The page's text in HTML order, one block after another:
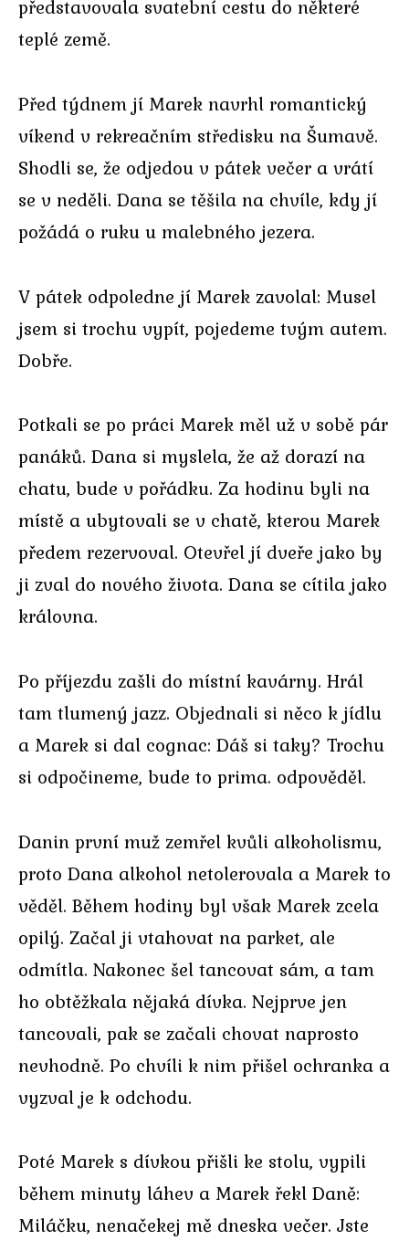
představovala svatební cestu do některé
teplé země.
Před týdnem jí Marek navrhl romantický
víkend v rekreačním středisku na Šumavě.
Shodli se, že odjedou v pátek večer a vrátí
se v neděli. Dana se těšila na chvíle, kdy jí
požádá o ruku u malebného jezera.
V pátek odpoledne jí Marek zavolal: Musel
jsem si trochu vypít, pojedeme tvým autem.
Dobře.
Potkali se po práci Marek měl už v sobě pár
panáků. Dana si myslela, že až dorazí na
chatu, bude v pořádku. Za hodinu byli na
místě a ubytovali se v chatě, kterou Marek
předem rezervoval. Otevřel jí dveře jako by
ji zval do nového života. Dana se cítila jako
královna.
Po příjezdu zašli do místní kavárny. Hrál
tam tlumený jazz. Objednali si něco k jídlu
a Marek si dal cognac: Dáš si taky? Trochu
si odpočineme, bude to prima. odpověděl.
Danin první muž zemřel kvůli alkoholismu,
proto Dana alkohol netolerovala a Marek to
věděl. Během hodiny byl však Marek zcela
opilý. Začal ji vtahovat na parket, ale
odmítla. Nakonec šel tancovat sám, a tam
ho obtěžkala nějaká dívka. Nejprve jen
tancovali, pak se začali chovat naprosto
nevhodně. Po chvíli k nim přišel ochranka a
vyzval je k odchodu.
Poté Marek s dívkou přišli ke stolu, vypili
během minuty láhev a Marek řekl Daně:
Miláčku, nenačekej mě dneska večer. Jste